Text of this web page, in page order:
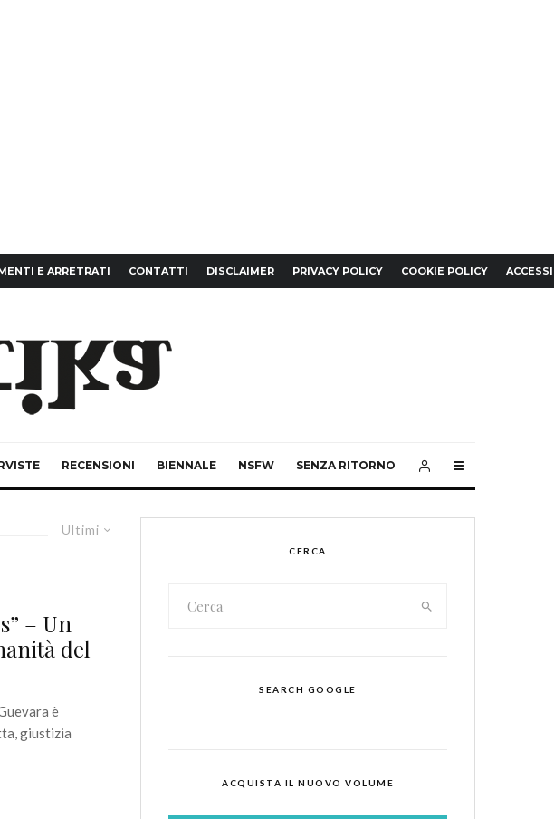
E ARRETRATI CONTATTI DISCLAIMER PRIVACY POLICY COOKIE POLICY
RECENSIONI BIENNALE NSFW SENZA RITORNO
Ultimi
– Un
del
è
giustizia
CERCA
SEARCH GOOGLE
ACQUISTA IL NUOVO VOLUME